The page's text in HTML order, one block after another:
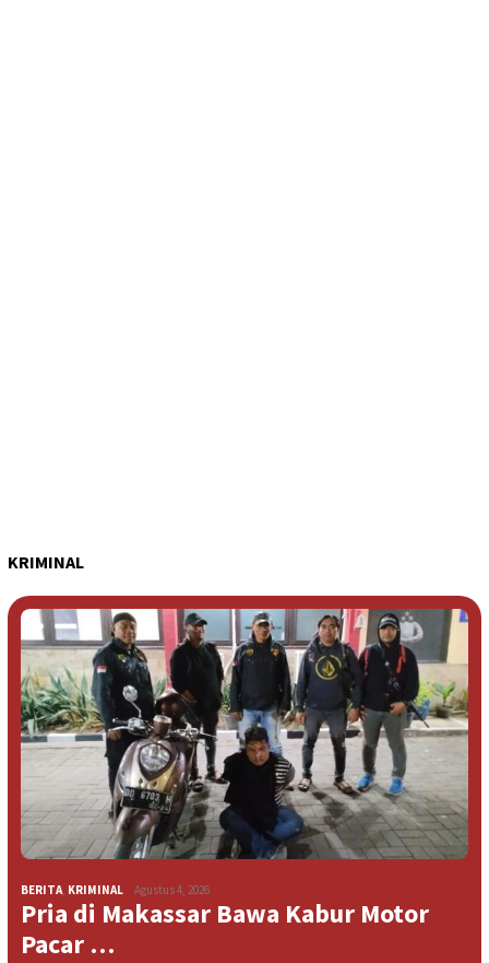
KRIMINAL
BERITA, KRIMINAL Agustus 4, 2026
Pria di Makassar Bawa Kabur Motor
Pacar …